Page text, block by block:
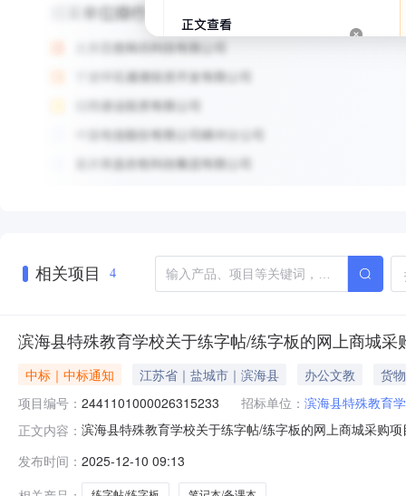
相关项目 4
滨海县特殊教育学校关于练字帖/练字板的网上商城采
中标｜中标通知 江苏省｜盐城市｜滨海县 办公文教
货物
项目编号： 2441101000026315233 招标单位： 滨海县特殊教育
正文内容： 滨海县特殊教育学校关于练字帖/练字板的网上商城采购
在行政区划名称:江苏省盐城市滨海县报价起止时间:-二
发布时间： 2025-12-10 09:13